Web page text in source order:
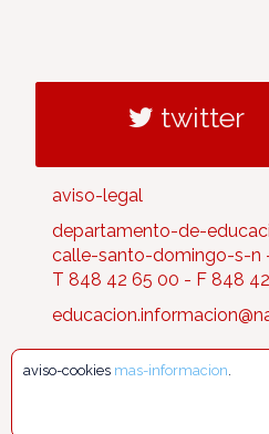
twitter
aviso-legal
departamento-de-
calle-santo-domingo-s-n
T 848 42 65 00 - F 848
aviso-cookies mas-informacion.